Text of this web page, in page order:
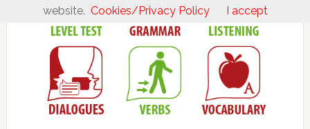
website. Cookies/Privacy Policy I accept